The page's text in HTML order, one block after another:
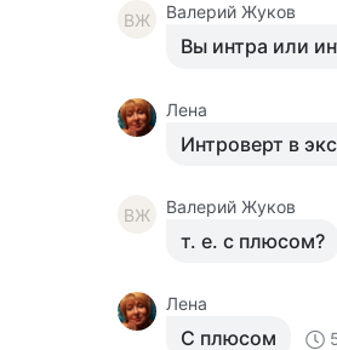
ВЖ Валерий Жуков
Вы интра или
Лена
Интроверт в
ВЖ Валерий Жуков
т. е. с плюсом?
Лена
С плюсом